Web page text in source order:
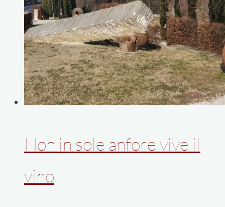
Non in sole anfore vive il
vino